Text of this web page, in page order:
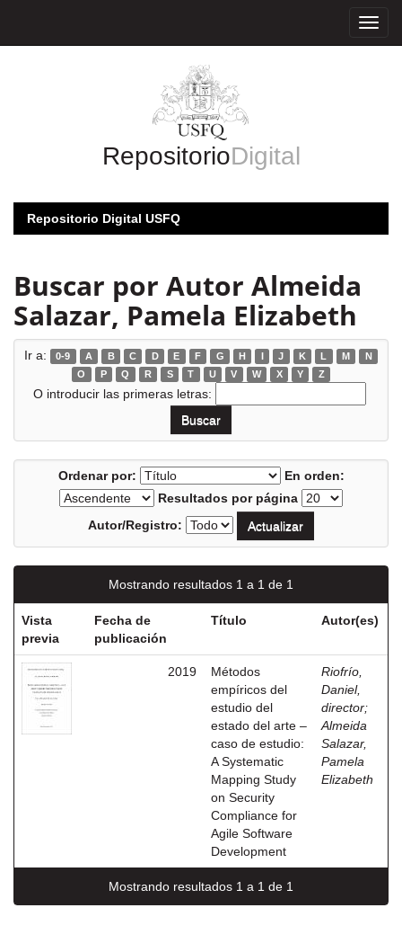
RepositorioDigital
Repositorio Digital USFQ
Buscar por Autor Almeida
Salazar, Pamela Elizabeth
Ir a: 0-9 A B C D E F G H I J K L M
N
O
P Q R S T U V W X Y Z
O introducir las primeras letras:
Ordenar por:
En orden:
Resultados por página
Autor/Registro:
Mostrando resultados 1 a 1 de 1
Vista
previa
Fecha de
publicación
Título Autor(es)
2019
Métodos
empíricos del
estudio del
estado del arte –
caso de estudio:
A Systematic
Mapping Study
on Security
Compliance for
Agile Software
Development
Riofrío,
Daniel,
director;
Almeida
Salazar,
Pamela
Elizabeth
Mostrando resultados 1 a 1 de 1